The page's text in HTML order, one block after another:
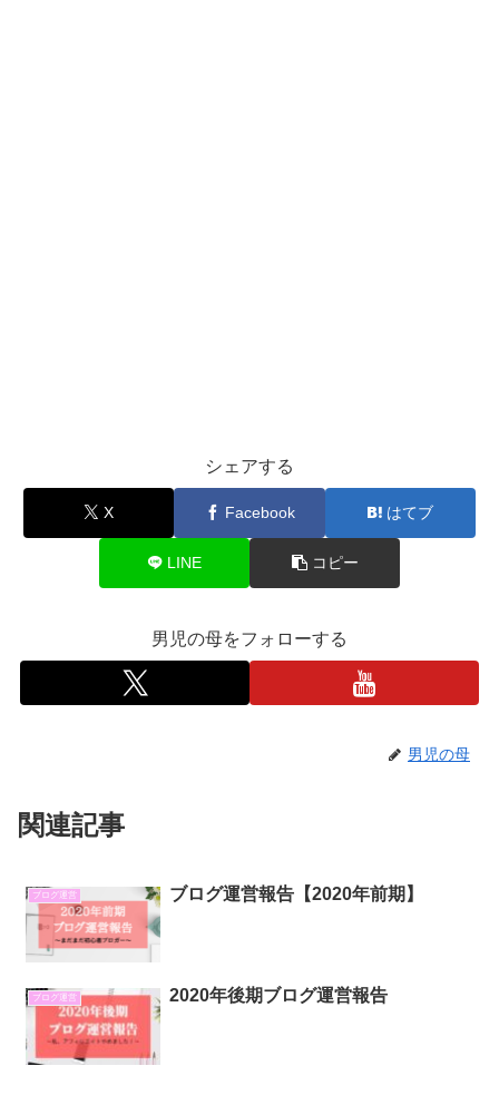
シェアする
X Facebook はてブ
LINE コピー
男児の母をフォローする
男児の母
関連記事
ブログ運営 ブログ運営報告【2020年前期】
ブログ運営 2020年後期ブログ運営報告